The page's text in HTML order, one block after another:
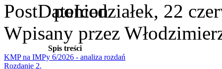
poniedziałek, 22
Wpisany przez
Spis treści
KMP na IMPy 6/2026 - analiza rozdań
Rozdanie 2.